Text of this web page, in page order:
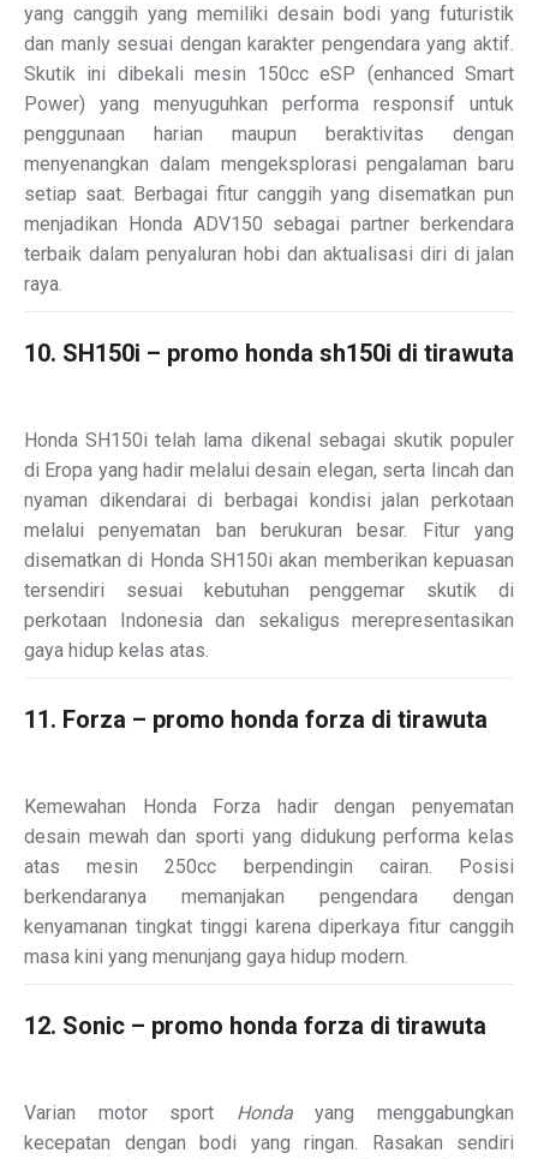
yang canggih yang memiliki desain bodi yang futuristik
dan manly sesuai dengan karakter pengendara yang aktif.
Skutik ini dibekali mesin 150cc eSP (enhanced Smart
Power) yang menyuguhkan performa responsif untuk
penggunaan harian maupun beraktivitas dengan
menyenangkan dalam mengeksplorasi pengalaman baru
setiap saat. Berbagai fitur canggih yang disematkan pun
menjadikan Honda ADV150 sebagai partner berkendara
terbaik dalam penyaluran hobi dan aktualisasi diri di jalan
raya.
10. SH150i – promo honda sh150i di tirawuta
Honda SH150i telah lama dikenal sebagai skutik populer
di Eropa yang hadir melalui desain elegan, serta lincah dan
nyaman dikendarai di berbagai kondisi jalan perkotaan
melalui penyematan ban berukuran besar. Fitur yang
disematkan di Honda SH150i akan memberikan kepuasan
tersendiri sesuai kebutuhan penggemar skutik di
perkotaan Indonesia dan sekaligus merepresentasikan
gaya hidup kelas atas.
11. Forza – promo honda forza di tirawuta
Kemewahan Honda Forza hadir dengan penyematan
desain mewah dan sporti yang didukung performa kelas
atas mesin 250cc berpendingin cairan. Posisi
berkendaranya memanjakan pengendara dengan
kenyamanan tingkat tinggi karena diperkaya fitur canggih
masa kini yang menunjang gaya hidup modern.
12. Sonic – promo honda forza di tirawuta
Varian motor sport Hondayang menggabungkan
kecepatan dengan bodi yang ringan. Rasakan sendiri